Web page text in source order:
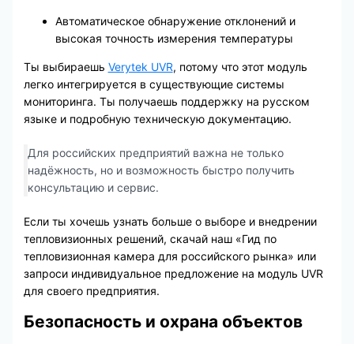
Автоматическое обнаружение отклонений и
высокая точность измерения температуры
Ты выбираешь Verytek UVR, потому что этот модуль
легко интегрируется в существующие системы
мониторинга. Ты получаешь поддержку на русском
языке и подробную техническую документацию.
Для российских предприятий важна не только
надёжность, но и возможность быстро получить
консультацию и сервис.
Если ты хочешь узнать больше о выборе и внедрении
тепловизионных решений, скачай наш «Гид по
тепловизионная камера для российского рынка» или
запроси индивидуальное предложение на модуль UVR
для своего предприятия.
Безопасность и охрана объектов